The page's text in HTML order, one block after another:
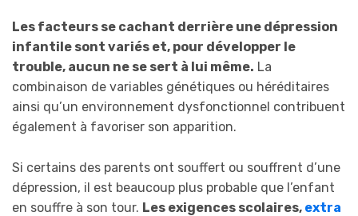
Les facteurs se cachant derrière une dépression
infantile sont variés et, pour développer le
trouble, aucun ne se sert à lui même. La
combinaison de variables génétiques ou héréditaires
ainsi qu’un environnement dysfonctionnel contribuent
également à favoriser son apparition.
Si certains des parents ont souffert ou souffrent d’une
dépression, il est beaucoup plus probable que l’enfant
en souffre à son tour. Les exigences scolaires, extra